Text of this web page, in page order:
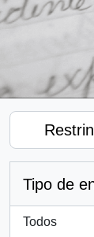
Tipo de
Todos